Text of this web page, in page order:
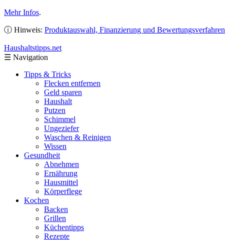
Mehr Infos.
ⓘ Hinweis: Produktauswahl, Finanzierung und Bewertungsverfahren
Haushaltstipps.net
☰ Navigation
Tipps & Tricks
Flecken entfernen
Geld sparen
Haushalt
Putzen
Schimmel
Ungeziefer
Waschen & Reinigen
Wissen
Gesundheit
Abnehmen
Ernährung
Hausmittel
Körperflege
Kochen
Backen
Grillen
Küchentipps
Rezepte